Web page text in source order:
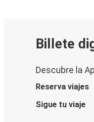
Billete
Descubre la
Reserva viajes
Sigue tu viaje